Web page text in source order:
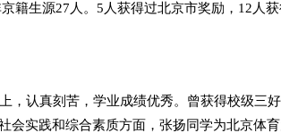
京籍生源27 人。 5 人获得过北京市奖励， 12 人
，认真刻苦，学业成绩优秀。曾获得校级三
会实践和综合素质方面， 张扬同学为北京体